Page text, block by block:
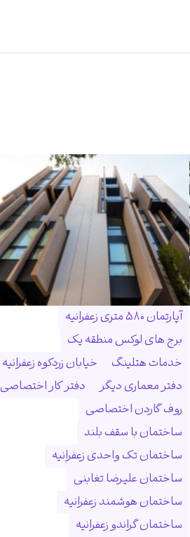
آپارتمان ۵۸۰ متری زعفرانیه
برج های لوکس منطقه یک
خدمات هتلینگ
خیابان زردکوه زعفرانیه
دفتر معماری دیگر
دفتر کار اختصاصی
روف گاردن اختصاصی
ساختمان با سقف بلند
ساختمان تک واحدی زعفرانیه
ساختمان علیرضا تغابنی
ساختمان هوشمند زعفرانیه
ساختمان گراندو زعفرانیه